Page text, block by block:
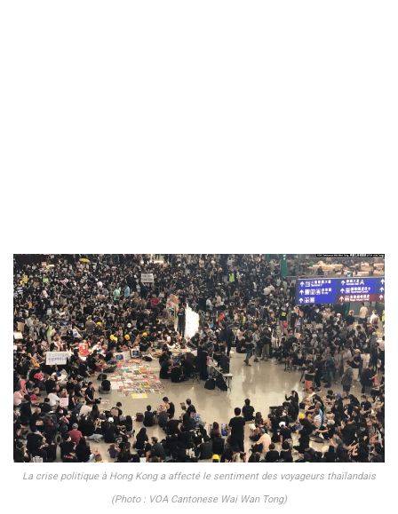
La crise politique à Hong Kong a affecté le sentiment des voyageurs thaïlandais
(Photo : VOA Cantonese Wai Wan Tong)